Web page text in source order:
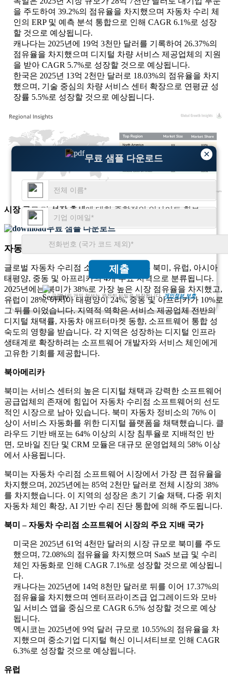
×
무료 샘플 다운로드
제출
고객님의 개인 정보는 완전히 비밀로 보장됩니다.개인정보 보호
을 주도하여 39.2%의 점유율을 차지했으며 자동차 수리 체
인의 ERP 및 예측 분석 통합으로 인해 CAGR 6.1%로 성장
할 것으로 예상됩니다.
캐나다는 2025년에 19억 3천만 달러를 기록하여 26.37%의
점유율을 차지했으며 디지털 차량 서비스 제공업체의 지원
을 받아 CAGR 5.7%로 성장할 것으로 예상됩니다.
한국은 2025년 13억 2천만 달러로 18.03%의 점유율을 차지
했으며, 기술 중심의 차량 서비스 센터 확장으로 연평균 성
장률 5.5%로 성장할 것으로 예상됩니다.
XX%
XX
XX%
XX%
XX
시장 규모및성장 추세에 대한 종합적인 인사이트 확보
무료 샘플 다운로드
자동차 수리점 소프트웨어 시장 지역 전망
글로벌 자동차 수리점 소프트웨어 시장은 북미, 유럽, 아시아
태평양, 중동 및 아프리카의 4개 주요 지역으로 분류됩니다.
2025년에는 북미가 38%로 가장 높은 시장 점유율을 차지했고,
유럽이 28%, 아시아 태평양이 24%, 중동 및 아프리카가 10%로
그 뒤를 이었습니다. 지역적 역학은 서비스 제공업체 전반의
디지털 채택률, 자동차 애프터마켓 동향, 소프트웨어 통합 성
숙도의 영향을 받습니다. 각 지역은 성장하는 디지털 인프라
생태계로 확장하려는 소프트웨어 개발자와 서비스 체인에게
고유한 기회를 제공합니다.
북아메리카
북미는 서비스 센터의 높은 디지털 채택과 강력한 소프트웨어
공급업체의 존재에 힘입어 자동차 수리점 소프트웨어의 선도
적인 시장으로 남아 있습니다. 북미 자동차 정비소의 76% 이
상이 서비스 자동화를 위한 디지털 플랫폼을 채택했습니다. 클
라우드 기반 배포는 64% 이상의 시장 침투율로 지배적인 반
면, 모바일 진단 및 CRM 모듈은 대규모 운영업체의 58% 이상
에서 사용됩니다.
북미는 자동차 수리점 소프트웨어 시장에서 가장 큰 점유율을
차지했으며, 2025년에는 85억 2천만 달러로 전체 시장의 38%
를 차지했습니다. 이 지역의 성장은 초기 기술 채택, 다중 위치
자동차 체인 확장, AI 기반 수리 진단 통합에 의해 주도됩니다.
북미 – 자동차 수리점 소프트웨어 시장의 주요 지배 국가
미국은 2025년 61억 4천만 달러의 시장 규모로 북미를 주도
했으며, 72.08%의 점유율을 차지했으며 SaaS 보급 및 수리
체인 자동화로 인해 CAGR 7.1%로 성장할 것으로 예상됩니
다.
캐나다는 2025년에 14억 8천만 달러로 뒤를 이어 17.37%의
점유율을 차지했으며 엔터프라이즈급 업그레이드와 모바
일 서비스 앱을 중심으로 CAGR 6.5% 성장할 것으로 예상
됩니다.
멕시코는 2025년에 9억 달러 규모로 10.55%의 점유율을 차
지했으며 중소기업 디지털 혁신 이니셔티브로 인해 CAGR
6.3%로 성장할 것으로 예상됩니다.
유럽